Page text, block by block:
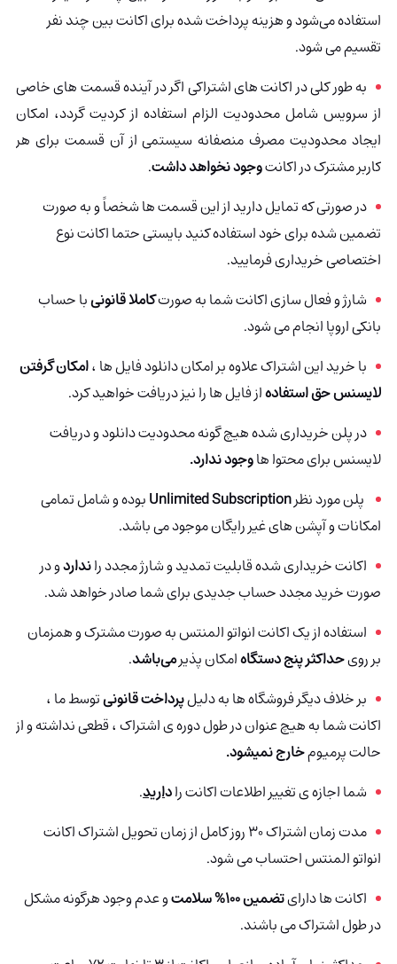
استفاده می‌شود و هزینه پرداخت شده برای اکانت بین چند نفر
تقسیم می شود.
به طور کلی در اکانت های اشتراکی اگر در آینده قسمت های خاصی
از سرویس شامل محدودیت الزام استفاده از کردیت گردد، امکان
ایجاد محدودیت مصرف منصفانه سیستمی از آن قسمت برای هر
کاربر مشترک در اکانتوجود نخواهد داشت.
در صورتی که تمایل دارید از این قسمت ها شخصاً و به صورت
تضمین شده برای خود استفاده کنید بایستی حتما اکانت نوع
اختصاصی خریداری فرمایید.
شارژ و فعال سازی اکانت شما به صورتکاملا قانونیبا حساب
بانکی اروپا انجام می شود.
با خرید این اشتراک علاوه بر امکان دانلود فایل ها ،امکان گرفتن
لایسنس حق استفادهاز فایل ها را نیز دریافت خواهید کرد.
در پلن خریداری شده هیچ گونه محدودیت دانلود و دریافت
لایسنس برای محتوا هاوجود ندارد.
پلن مورد نظرUnlimited Subscriptionبوده و شامل تمامی
امکانات و آپشن های غیر رایگان موجود می باشد.
اکانت‌ خریداری شده قابلیت تمدید و شارژ مجدد رانداردو در
صورت خرید مجدد حساب جدیدی برای شما صادر خواهد شد.
استفاده از یک اکانت انواتو المنتس به صورت مشترک و همزمان
بر رویحداکثر پنج دستگاهامکان پذیرمی‌باشد.
بر خلاف دیگر فروشگاه ها به دلیلپرداخت قانونیتوسط ما ،
اکانت شما به هیچ عنوان در طول دوره ی اشتراک ، قطعی نداشته و از
حالت پرمیومخارج نمیشود.
شما اجازه ی تغییر اطلاعات اکانت رادارید.
مدت زمان اشتراک 30 روز کامل از زمان تحویل اشتراک اکانت
انواتو المنتس احتساب می شود.
اکانت ها دارایتضمین 100% سلامت
و عدم وجود هرگونه مشکل
در طول اشتراک می باشند.